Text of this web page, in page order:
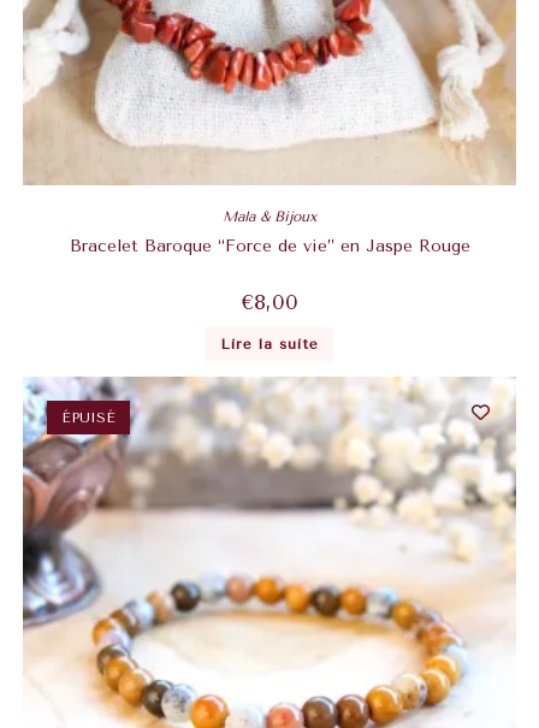
Mala & Bijoux
Bracelet Baroque “Force de vie” en Jaspe Rouge
€8,00
Lire la suite
ÉPUISÉ